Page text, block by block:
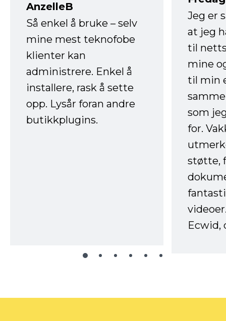
AnzelleB
Så enkel å bruke – selv
mine mest teknofobe
klienter kan
administrere. Enkel å
installere, rask å sette
opp. Lysår foran andre
butikkplugins.
Jeg er
at jeg
til
mine
til min
som
for.
støtte,
Ecwid,